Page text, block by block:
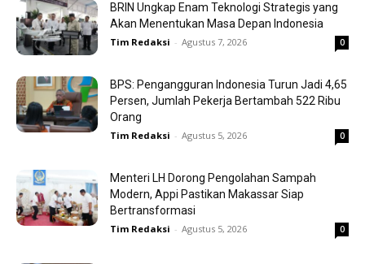
BRIN Ungkap Enam Teknologi Strategis yang
Akan Menentukan Masa Depan Indonesia
Tim Redaksi - Agustus 7, 2026 0
BPS: Pengangguran Indonesia Turun Jadi 4,65
Persen, Jumlah Pekerja Bertambah 522 Ribu
Orang
Tim Redaksi - Agustus 5, 2026 0
Menteri LH Dorong Pengolahan Sampah
Modern, Appi Pastikan Makassar Siap
Bertransformasi
Tim Redaksi - Agustus 5, 2026 0